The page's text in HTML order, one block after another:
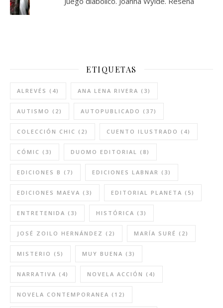
ETIQUETAS
ALREVÉS (4) ANA LENA RIVERA (3)
AUTISMO (2) AUTOPUBLICADO (37)
COLECCIÓN CHIC (2) CUENTO ILUSTRADO (4)
CÓMIC (3) DUOMO EDITORIAL (8)
EDICIONES B (7) EDICIONES LABNAR (3)
EDICIONES MAEVA (3) EDITORIAL PLANETA (5)
ENTRETENIDA (3) HISTÓRICA (3)
JOSÉ ZOILO HERNÁNDEZ (2) MARÍA SURÉ (2)
MISTERIO (5) MUY BUENA (3)
NARRATIVA (4) NOVELA ACCIÓN (4)
NOVELA CONTEMPORANEA (12)